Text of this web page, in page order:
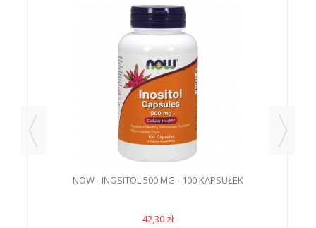
NOW - INOSITOL 500 MG - 100 KAPSUŁEK
42,30 zł